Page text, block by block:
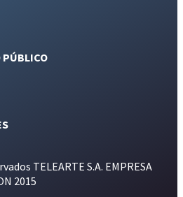
PÚBLICO
TELEARTE S.A. EMPRESA
2015